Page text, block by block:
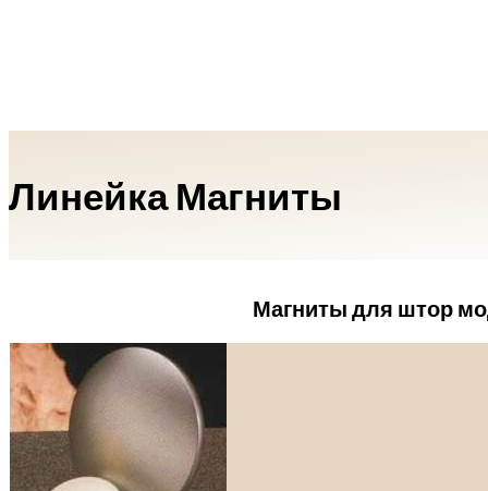
Линейка Магниты
Магниты для штор